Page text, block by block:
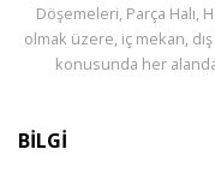
Döşemeleri, Parça Halı,
olmak üzere, iç mekan,
konusunda her
BİLGİ